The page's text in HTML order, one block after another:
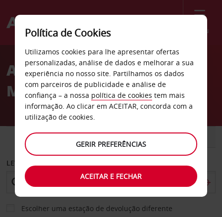
Menu
Welcome
AvisAluguer de carros
Montargis
CARRO COMERCIAIS
LEVANTAR EM
Escolher uma estação de devolução diferente
Política de Cookies
Utilizamos cookies para lhe apresentar ofertas
personalizadas, análise de dados e melhorar a sua
experiência no nosso site. Partilhamos os dados
com parceiros de publicidade e análise de
confiança – a nossa política de cookies tem mais
informação. Ao clicar em ACEITAR, concorda com a
utilização de cookies.
GERIR PREFERÊNCIAS
ACEITAR E FECHAR